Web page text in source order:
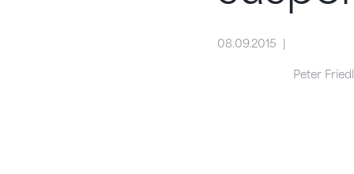
08.09.2015
Peter